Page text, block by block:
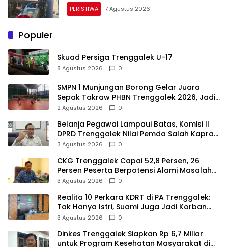
PERISTIWA 7 Agustus 2026
Populer
Skuad Persiga Trenggalek U-17
8 Agustus 2026 0
SMPN 1 Munjungan Borong Gelar Juara
Sepak Takraw PHBN Trenggalek 2026, Jadi
Modal Menuju POPDA Jatim
2 Agustus 2026 0
Belanja Pegawai Lampaui Batas, Komisi II
DPRD Trenggalek Nilai Pemda Salah Kaprah
dalam Perencanaan
3 Agustus 2026 0
CKG Trenggalek Capai 52,8 Persen, 26
Persen Peserta Berpotensi Alami Masalah
Kejiwaan
3 Agustus 2026 0
Realita 10 Perkara KDRT di PA Trenggalek:
Tak Hanya Istri, Suami Juga Jadi Korban
Kekerasan
3 Agustus 2026 0
Dinkes Trenggalek Siapkan Rp 6,7 Miliar
untuk Program Kesehatan Masyarakat di